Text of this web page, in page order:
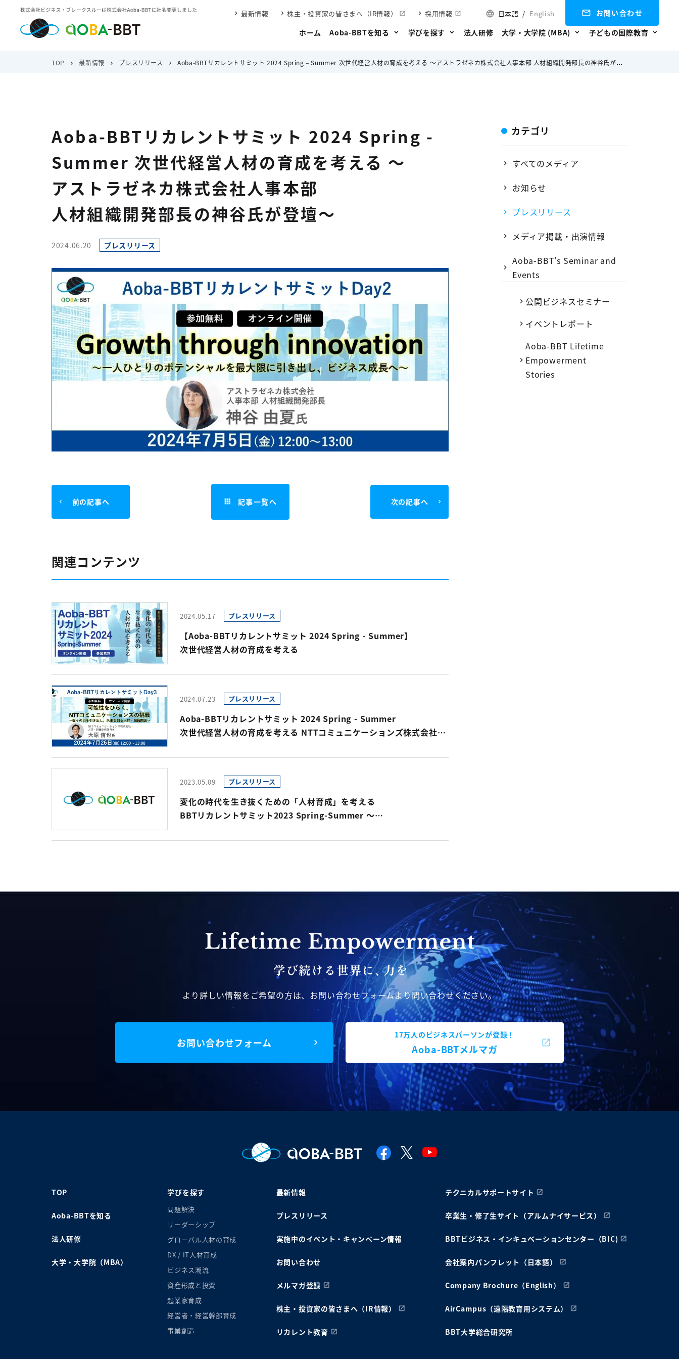
最新情報 株主・投資家の皆さまへ（IR情報） 採用情報 日本語 / English
ホーム Aoba-BBTを知る 学びを探す 法人研修 大学・大学院 (MBA) 子どもの国際教育
お問い合わせ
TOP 最新情報 プレスリリース Aoba-BBTリカレントサミット 2024 Spring – Summer 次世代経営人材の育成を考える 〜アストラゼネカ株式会社人事本部 人材組織開発部長の神谷氏が登壇～
Aoba-BBTリカレントサミット 2024 Spring -
Summer 次世代経営人材の育成を考える 〜
アストラゼネカ株式会社人事本部
人材組織開発部長の神谷氏が登壇～
2024.06.20 プレスリリース
前の記事へ 記事一覧へ 次の記事へ
関連コンテンツ
2024.05.17 プレスリリース
【Aoba-BBTリカレントサミット 2024 Spring - Summer】
次世代経営人材の育成を考える
2024.07.23 プレスリリース
Aoba-BBTリカレントサミット 2024 Spring - Summer
次世代経営人材の育成を考える NTTコミュニケーションズ株式会社
氏が登壇
2023.05.09 プレスリリース
変化の時代を生き抜くための「人材育成」を考える
BBTリカレントサミット2023 Spring-Summer 〜
カテゴリ
すべてのメディア
お知らせ
プレスリリース
メディア掲載・出演情報
Aoba-BBT's Seminar and
Events
公開ビジネスセミナー
イベントレポート
Aoba-BBT Lifetime
Empowerment
Stories
より詳しい情報をご希望の方は、 お問い合わせフォームより問い合わせください。
お問い合わせフォーム
17万人のビジネスパーソンが登録！
Aoba-BBTメルマガ
TOP
Aoba-BBTを知る
法人研修
大学・大学院（MBA）
学びを探す
問題解決
リーダーシップ
グローバル人材の育成
DX / IT人材育成
ビジネス潮流
資産形成と投資
起業家育成
経営者・経営幹部育成
事業創造
最新情報
プレスリリース
実施中のイベント・キャンペーン情報
お問い合わせ
メルマガ登録
株主・投資家の皆さまへ（IR情報）
リカレント教育
テクニカルサポートサイト
卒業生・修了生サイト（アルムナイサービス）
BBTビジネス・インキュベーションセンター（BIC)
会社案内パンフレット（日本語）
Company Brochure（English）
AirCampus（遠隔教育用システム）
BBT大学総合研究所